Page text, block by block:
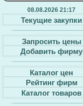
08.08.2026 21:17
Текущие закупки
Запросить цены
Добавить фирму
Каталог цен
Рейтинг фирм
Каталог товаров